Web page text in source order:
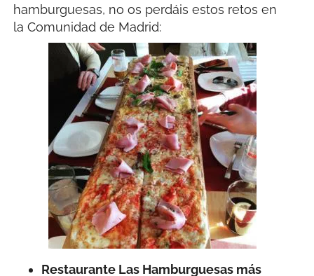
hamburguesas, no os perdáis estos retos en
la Comunidad de Madrid:
Restaurante Las Hamburguesas más